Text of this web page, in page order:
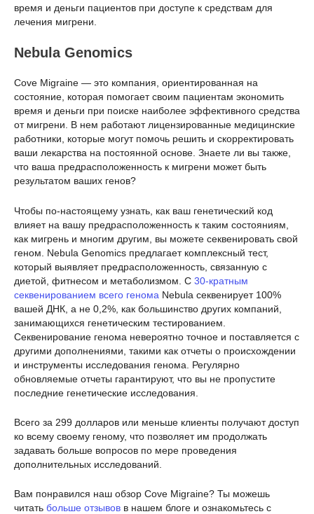
время и деньги пациентов при доступе к средствам для
лечения мигрени.
Nebula Genomics
Cove Migraine — это компания, ориентированная на
состояние, которая помогает своим пациентам экономить
время и деньги при поиске наиболее эффективного средства
от мигрени. В нем работают лицензированные медицинские
работники, которые могут помочь решить и скорректировать
ваши лекарства на постоянной основе. Знаете ли вы также,
что ваша предрасположенность к мигрени может быть
результатом ваших генов?
Чтобы по-настоящему узнать, как ваш генетический код
влияет на вашу предрасположенность к таким состояниям,
как мигрень и многим другим, вы можете секвенировать свой
геном. Nebula Genomics предлагает комплексный тест,
который выявляет предрасположенность, связанную с
диетой, фитнесом и метаболизмом. С 30-кратным
секвенированием всего генома Nebula секвенирует 100%
вашей ДНК, а не 0,2%, как большинство других компаний,
занимающихся генетическим тестированием.
Секвенирование генома невероятно точное и поставляется с
другими дополнениями, такими как отчеты о происхождении
и инструменты исследования генома. Регулярно
обновляемые отчеты гарантируют, что вы не пропустите
последние генетические исследования.
Всего за 299 долларов или меньше клиенты получают доступ
ко всему своему геному, что позволяет им продолжать
задавать больше вопросов по мере проведения
дополнительных исследований.
Вам понравился наш обзор Cove Migraine? Ты можешь
читать больше отзывов в нашем блоге и ознакомьтесь с